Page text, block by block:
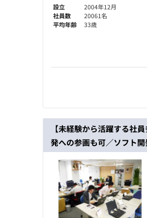
設立
2004年12月
社員数
20061名
平均年齢
33歳
【未経験から活躍する社
発への参画も可／ソフト